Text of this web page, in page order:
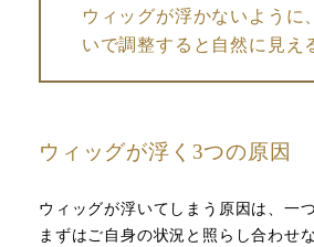
ウィッグが浮かないように
いで調整すると自然に見え
ウィッグが浮く3つの原因
ウィッグが浮いてしまう原因は、一
まずはご自身の状況と照らし合わせ